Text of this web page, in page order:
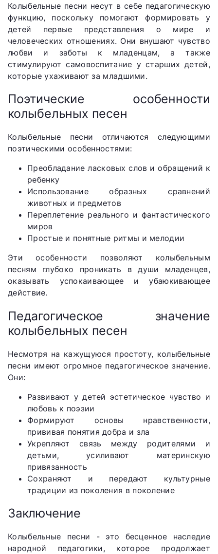
Колыбельные песни несут в себе педагогическую
функцию, поскольку помогают формировать у
детей первые представления о мире и
человеческих отношениях. Они внушают чувство
любви и заботы к младенцам, а также
стимулируют самовоспитание у старших детей,
которые ухаживают за младшими.
Поэтические особенности
колыбельных песен
Колыбельные песни отличаются следующими
поэтическими особенностями:
Преобладание ласковых слов и обращений к
ребенку
Использование образных сравнений
животных и предметов
Переплетение реального и фантастического
миров
Простые и понятные ритмы и мелодии
Эти особенности позволяют колыбельным
песням глубоко проникать в души младенцев,
оказывать успокаивающее и убаюкивающее
действие.
Педагогическое значение
колыбельных песен
Несмотря на кажущуюся простоту, колыбельные
песни имеют огромное педагогическое значение.
Они:
Развивают у детей эстетическое чувство и
любовь к поэзии
Формируют основы нравственности,
прививая понятия добра и зла
Укрепляют связь между родителями и
детьми, усиливают материнскую
привязанность
Сохраняют и передают культурные
традиции из поколения в поколение
Заключение
Колыбельные песни - это бесценное наследие
народной педагогики, которое продолжает